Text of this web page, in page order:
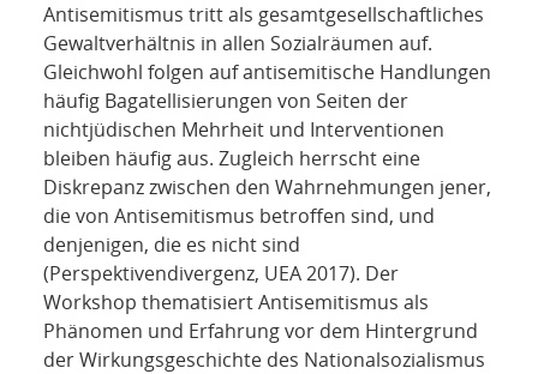
Antisemitismus tritt als gesamtgesellschaftliches
Gewaltverhältnis in allen Sozialräumen auf.
Gleichwohl folgen auf antisemitische Handlungen
häufig Bagatellisierungen von Seiten der
nichtjüdischen Mehrheit und Interventionen
bleiben häufig aus. Zugleich herrscht eine
Diskrepanz zwischen den Wahrnehmungen jener,
die von Antisemitismus betroffen sind, und
denjenigen, die es nicht sind
(Perspektivendivergenz, UEA 2017). Der
Workshop thematisiert Antisemitismus als
Phänomen und Erfahrung vor dem Hintergrund
der Wirkungsgeschichte des Nationalsozialismus